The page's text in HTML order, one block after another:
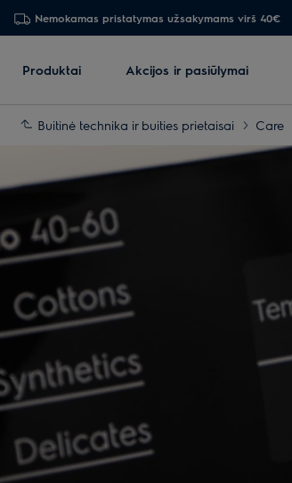
Nemokamas pristatymas užsakymams virš 40€
Produktai Akcijos ir pasiūlymai
Buitinė technika ir buities prietaisai Care